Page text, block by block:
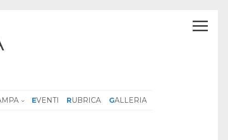
EVENTI RUBRICA GALLERIA